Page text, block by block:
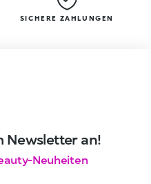
SICHERE ZAHLUNGEN
Newsletter an!
Neuheiten